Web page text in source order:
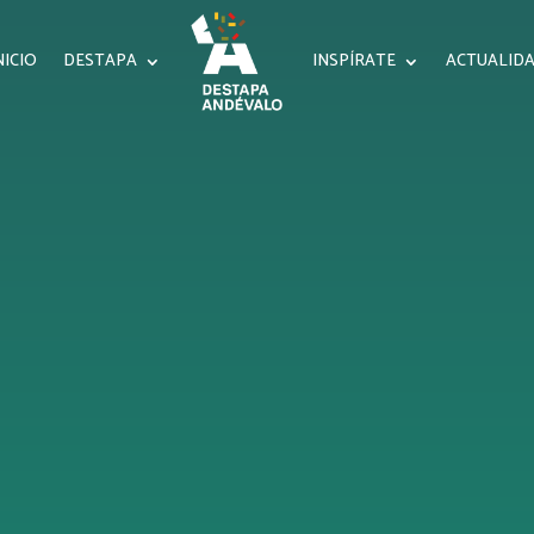
DESTAPA INSPÍRATE